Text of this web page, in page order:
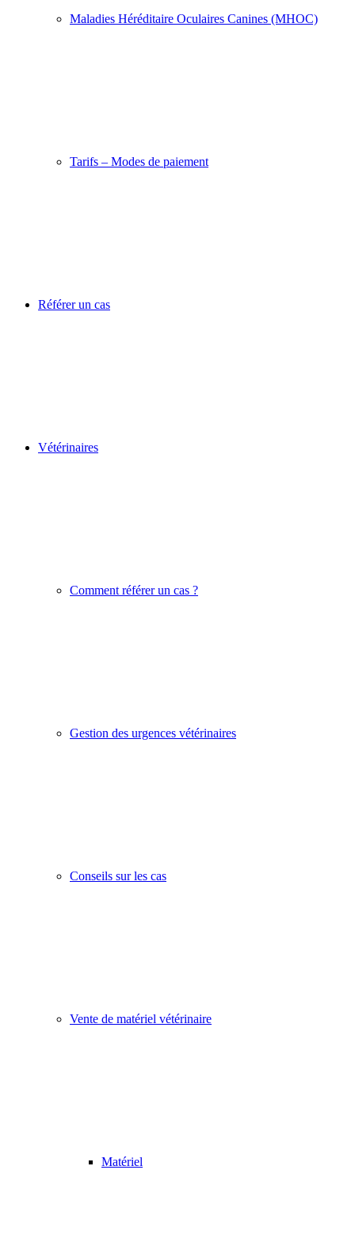
Maladies Héréditaire Oculaires Canines (MHOC)
Tarifs – Modes de paiement
Référer un cas
Vétérinaires
Comment référer un cas ?
Gestion des urgences vétérinaires
Conseils sur les cas
Vente de matériel vétérinaire
Matériel